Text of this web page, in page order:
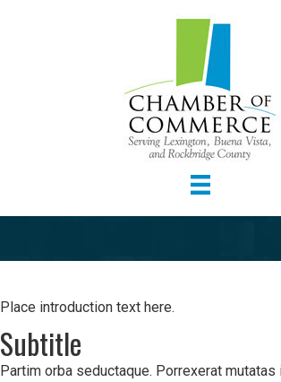
Place introduction text here.
Subtitle
Partim orba seductaque. Porrexerat